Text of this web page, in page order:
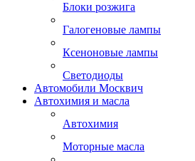
Блоки розжига
Галогеновые лампы
Ксеноновые лампы
Светодиоды
Автомобили Москвич
Автохимия и масла
Автохимия
Моторные масла